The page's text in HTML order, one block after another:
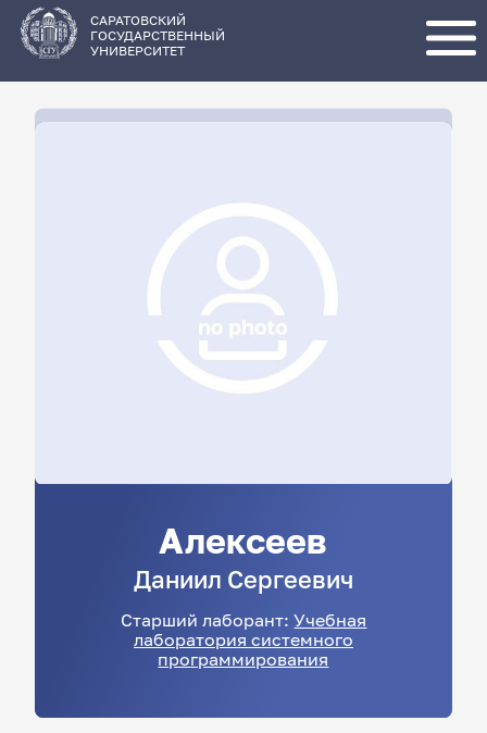
основному
содержанию
САРАТОВСКИЙ
ГОСУДАРСТВЕННЫЙ
УНИВЕРСИТЕТ
Алексеев
Даниил Сергеевич
Старший лаборант: Учебная
лаборатория системного
программирования